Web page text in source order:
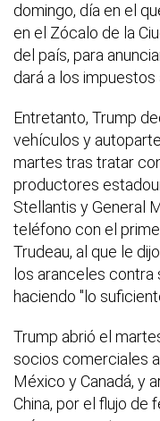
domingo, día en el
en el Zócalo de la
del país, para
dará a los impuestos
Entretanto, Trump
vehículos y
martes tras tratar
productores
Stellantis y General
teléfono con el
Trudeau, al que le
los aranceles contra
haciendo "lo
Trump abrió el
socios comerciales
México y Canadá, y
China, por el flujo de